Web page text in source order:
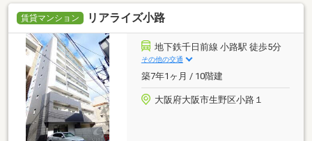
賃貸マンション リアライズ小路
地下鉄千日前線 小路駅 徒歩5分
その他の交通
築7年1ヶ月 / 10階建
大阪府大阪市生野区小路１